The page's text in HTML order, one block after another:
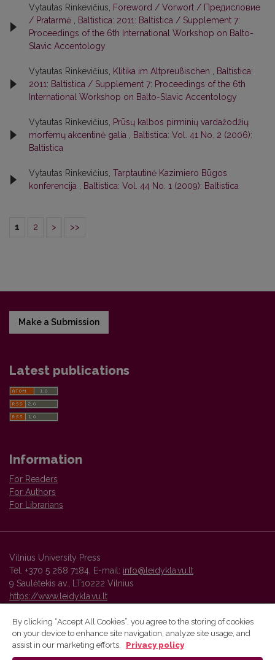
Vytautas Rinkevičius,
Foreword / Vorwort / Предисловие
/ Pratarmė
Baltistica: 2011: Baltistica / Supplement 7:
Proceedings of the 6th International Workshop on Balto-
Slavic Accentology
Vytautas Rinkevičius, Klitika im Altpreußischen
Baltistica:
2011: Baltistica / Supplement 7: Proceedings of the 6th
International Workshop on Balto-Slavic Accentology
Vytautas Rinkevičius,
Prūsų kalbos pirminių vardažodžių
morfemų akcentinė galia
Baltistica: Vol. 41 No. 2 (2006):
Baltistica
Vytautas Rinkevičius, Tarptautinė Kazimiero Būgos
konferencija
Baltistica: Vol. 44 No. 1 (2009): Baltistica
1 2 > >>
Make a Submission
Latest publications
Information
For Readers
For Authors
For Librarians
Vilnius University Press
Tel. +370 5 268 7184, E-mail: info@leidykla.vu.lt
9 Saulėtekis av., LT10222 Vilnius
https://www.leidykla.vu.lt
Vilnius University Press platform and metadata are distributed by
By clicking “Accept All Cookies”, you agree to the storing of cookies
on your device to enhance site navigation, analyze site usage, and
assist in our marketing efforts.
Privacy policy